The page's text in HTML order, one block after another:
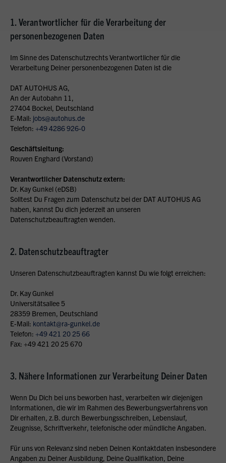
1. Verantwortlicher für die Verarbeitung der
personenbezogenen Daten
Im Sinne des Datenschutzrechts Verantwortlicher für die
Verarbeitung Deiner personenbezogenen Daten ist die
DAT AUTOHUS AG,
An der Autobahn 11,
27404 Bockel, Deutschland
E-Mail: jobs@autohus.de
Telefon: +49 4286 926-0
Geschäftsleitung:
Rouven Enghard (Vorstand)
Verantwortlicher Datenschutz extern:
Dr. Kay Gunkel (eDSB)
Solltest Du Fragen zum Datenschutz bei der DAT AUTOHUS AG
haben, kannst Du dich jederzeit an unseren
Datenschutzbeauftragten wenden.
2. Datenschutzbeauftragter
Unseren Datenschutzbeauftragten kannst Du wie folgt erreichen:
Dr. Kay Gunkel
Universitätsallee 5
28359 Bremen, Deutschland
E-Mail: kontakt@ra-gunkel.de
Telefon: +49 421 20 25 66
Fax: +49 421 20 25 670
3. Nähere Informationen zur Verarbeitung Deiner Daten
Wenn Du Dich bei uns beworben hast, verarbeiten wir diejenigen
Informationen, die wir im Rahmen des Bewerbungsverfahrens von
Dir erhalten, z.B. durch Bewerbungsschreiben, Lebenslauf,
Zeugnisse, Schriftverkehr, telefonische oder mündliche Angaben.
Für uns von Relevanz sind neben Deinen Kontaktdaten insbesondere
Angaben zu Deiner Ausbildung, Deine Qualifikation, Deine